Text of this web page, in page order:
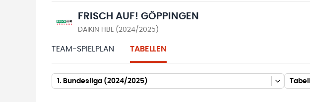
FRISCH AUF! GÖPPINGEN
DAIKIN HBL (2024/2025)
TEAM-SPIELPLAN TABELLEN
1. Bundesliga (2024/2025)